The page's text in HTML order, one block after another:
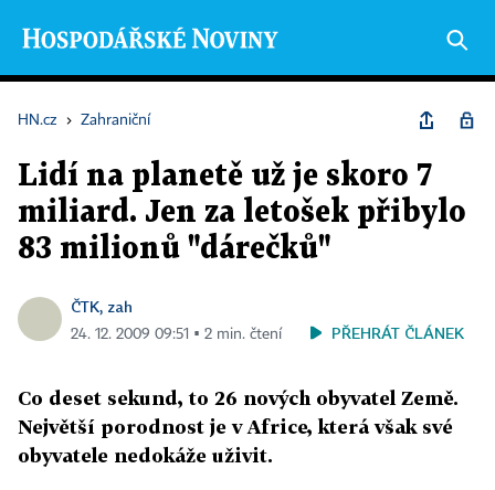
HN.cz › Zahraniční
Lidí na planetě už je skoro 7
miliard. Jen za letošek přibylo
83 milionů "dárečků"
ČTK, zah
24. 12. 2009 09:51 ▪ 2 min. čtení PŘEHRÁT ČLÁNEK
Co deset sekund, to 26 nových obyvatel Země.
Největší porodnost je v Africe, která však své
obyvatele nedokáže uživit.